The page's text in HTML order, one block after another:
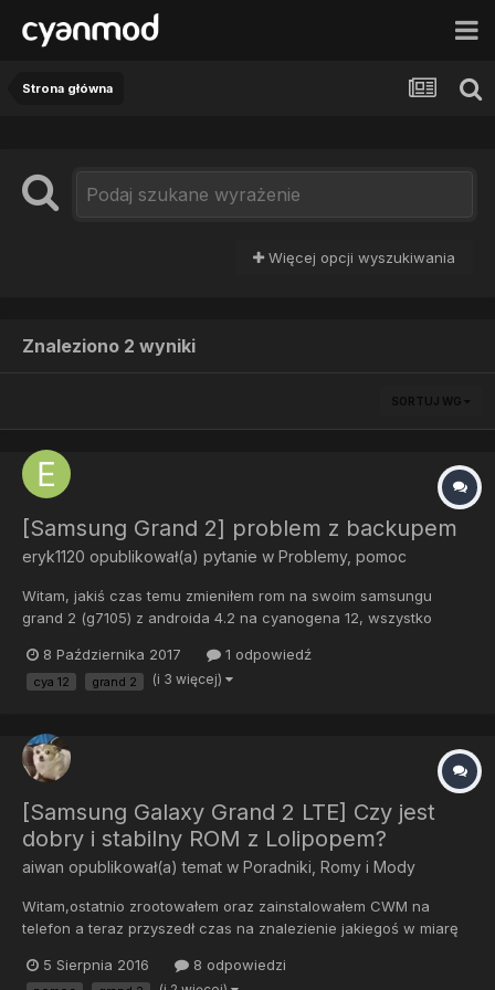
Strona główna
Więcej opcji wyszukiwania
Znaleziono 2 wyniki
SORTUJ WG
[Samsung Grand 2] problem z backupem
eryk1120 opublikował(a) pytanie w Problemy, pomoc
Witam, jakiś czas temu zmieniłem rom na swoim samsungu
grand 2 (g7105) z androida 4.2 na cyanogena 12, wszystko
zaczął się restartować :/ Posiadam kopię backup poprzedniego
systemu ( przez CWM ) którą już instalowałem kiedyś i działała....
8 Października 2017 1 odpowiedź
cya 12 grand 2 (i 3 więcej)
[Samsung Galaxy Grand 2 LTE] Czy jest
dobry i stabilny ROM z Lolipopem?
aiwan opublikował(a) temat w Poradniki, Romy i Mody
Witam,ostatnio zrootowałem oraz zainstalowałem CWM na
telefon a teraz przyszedł czas na znalezienie jakiegoś w miarę
już lichutki i chciałbym przejść z tego powodu na lolipopa,
5 Sierpnia 2016 8 odpowiedzi